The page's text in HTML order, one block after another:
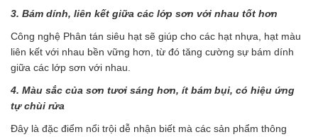
3. Bám dính, liên kết giữa các lớp sơn với nhau tốt hơn
Công nghệ Phân tán siêu hạt sẽ giúp cho các hạt nhựa, hạt màu
liên kết với nhau bền vững hơn, từ đó tăng cường sự bám dính
giữa các lớp sơn với nhau.
4. Màu sắc của sơn tươi sáng hơn, ít bám bụi, có hiệu ứng
tự chùi rửa
Đây là đặc điểm nổi trội dễ nhận biết mà các sản phẩm thông